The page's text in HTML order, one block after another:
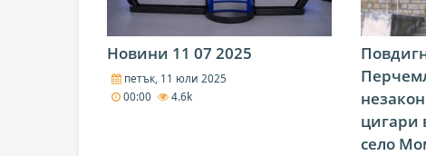
Новини 11 07 2025
петък, 11 юли 2025
00:00
4.6k
цигари
село